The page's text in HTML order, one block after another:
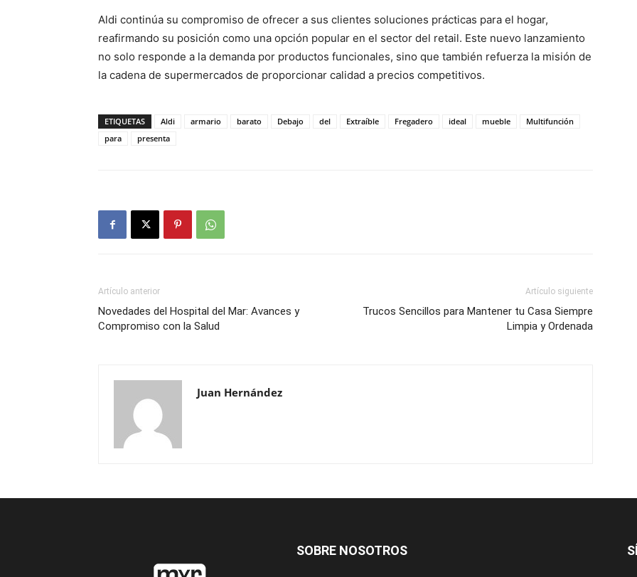
Aldi continúa su compromiso de ofrecer a sus clientes soluciones prácticas para el hogar,
reafirmando su posición como una opción popular en el sector del retail. Este nuevo lanzamiento
no solo responde a la demanda por productos funcionales, sino que también refuerza la misión de
la cadena de supermercados de proporcionar calidad a precios competitivos.
ETIQUETAS Aldi armario barato Debajo del Extraíble Fregadero ideal mueble
Multifunción
para
presenta
Artículo anterior
Novedades del Hospital del Mar: Avances y
Compromiso con la Salud
Artículo siguiente
Trucos Sencillos para Mantener tu Casa Siempre
Limpia y Ordenada
Juan Hernández
SOBRE NOSOTROS